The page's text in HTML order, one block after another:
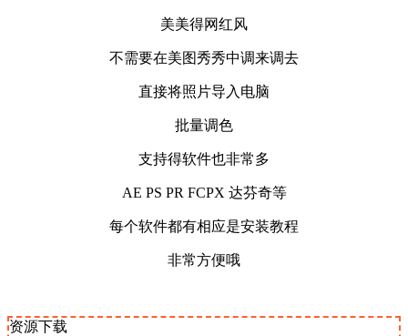
美美得网红风
不需要在美图秀秀中调来调去
直接将照片导入电脑
批量调色
支持得软件也非常多
AE PS PR FCPX 达芬奇等
每个软件都有相应是安装教程
非常方便哦
资源下载